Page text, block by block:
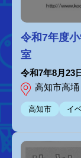
令和7年度
室
令和7年8月23
高知市高
高知市 イ